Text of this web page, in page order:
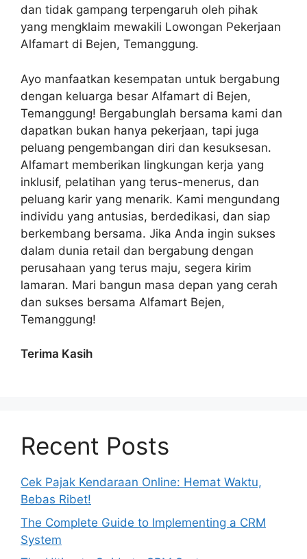
dan tidak gampang terpengaruh oleh pihak
yang mengklaim mewakili Lowongan Pekerjaan
Alfamart di Bejen, Temanggung.
Ayo manfaatkan kesempatan untuk bergabung
dengan keluarga besar Alfamart di Bejen,
Temanggung! Bergabunglah bersama kami dan
dapatkan bukan hanya pekerjaan, tapi juga
peluang pengembangan diri dan kesuksesan.
Alfamart memberikan lingkungan kerja yang
inklusif, pelatihan yang terus-menerus, dan
peluang karir yang menarik. Kami mengundang
individu yang antusias, berdedikasi, dan siap
berkembang bersama. Jika Anda ingin sukses
dalam dunia retail dan bergabung dengan
perusahaan yang terus maju, segera kirim
lamaran. Mari bangun masa depan yang cerah
dan sukses bersama Alfamart Bejen,
Temanggung!
Terima Kasih
Recent Posts
Cek Pajak Kendaraan Online: Hemat Waktu,
Bebas Ribet!
The Complete Guide to Implementing a CRM
System